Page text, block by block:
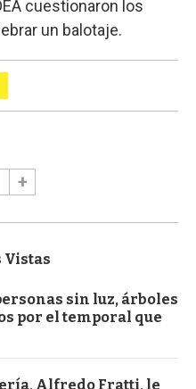
cuestionaron los
un balotaje.
Vistas
sin luz, árboles
por el temporal que
Alfredo Fratti, le